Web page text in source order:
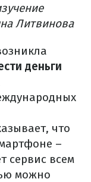
Литвинова
деньги
что
–
сервис всем
можно